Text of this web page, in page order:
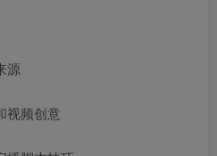
源
视频创意